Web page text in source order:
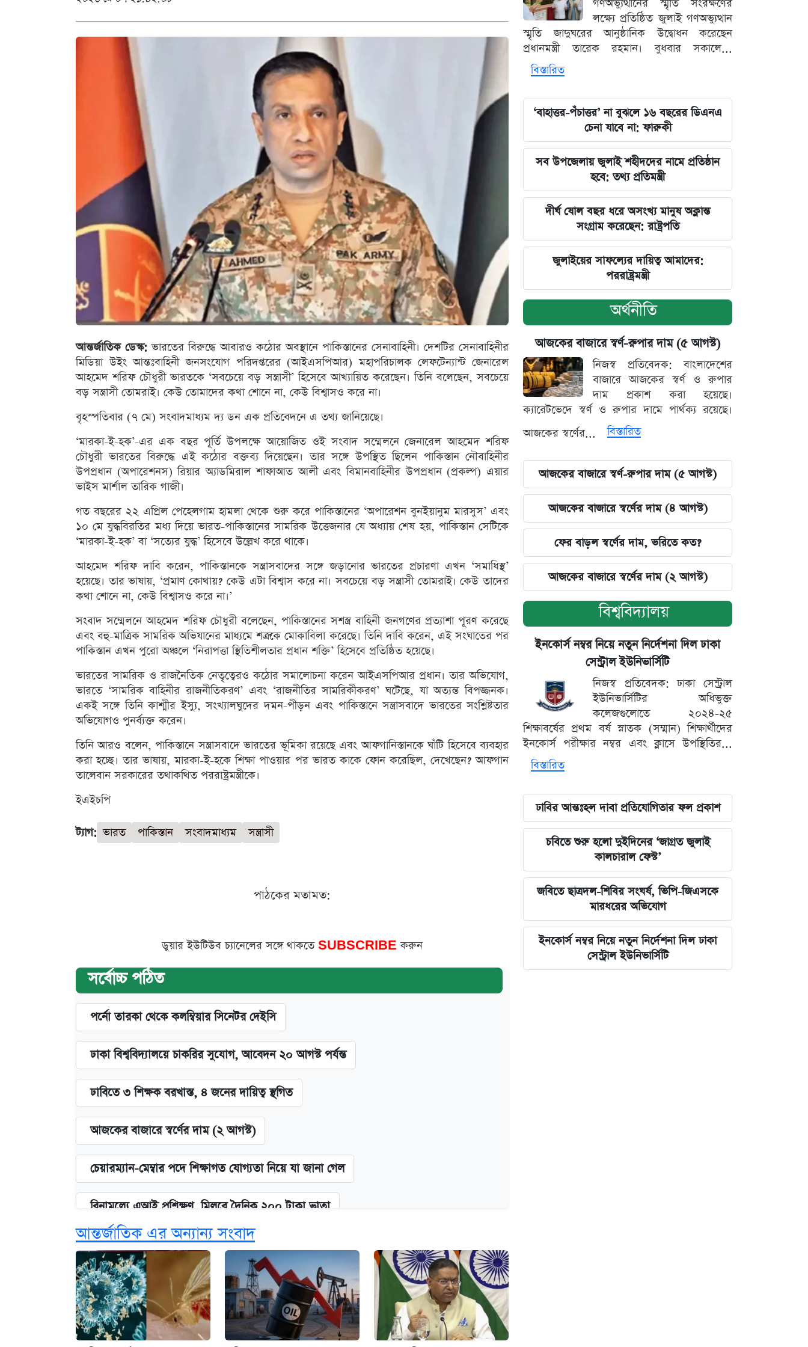
আন্তর্জাতিক ডেস্ক: ভারতের বিরুদ্ধে আবারও কঠোর অবস্থানে পাকিস্তানের সেনাবাহিনী। দেশটির সেনাবাহিনীর
মিডিয়া উইং আন্তঃবাহিনী জনসংযোগ পরিদপ্তরের (আইএসপিআর) মহাপরিচালক লেফটেন্যান্ট জেনারেল
আহমেদ শরিফ চৌধুরী ভারতকে ‘সবচেয়ে বড় সন্ত্রাসী’ হিসেবে আখ্যায়িত করেছেন। তিনি বলেছেন, সবচেয়ে
বড় সন্ত্রাসী তোমরাই। কেউ তোমাদের কথা শোনে না, কেউ বিশ্বাসও করে না।
বৃহস্পতিবার (৭ মে) সংবাদমাধ্যম দ্য ডন এক প্রতিবেদনে এ তথ্য জানিয়েছে।
‘মারকা-ই-হক’-এর এক বছর পূর্তি উপলক্ষে আয়োজিত ওই সংবাদ সম্মেলনে জেনারেল আহমেদ শরিফ
চৌধুরী ভারতের বিরুদ্ধে এই কঠোর বক্তব্য দিয়েছেন। তার সঙ্গে উপস্থিত ছিলেন পাকিস্তান নৌবাহিনীর
উপপ্রধান (অপারেশনস) রিয়ার অ্যাডমিরাল শাফাআত আলী এবং বিমানবাহিনীর উপপ্রধান (প্রকল্প) এয়ার
ভাইস মার্শাল তারিক গাজী।
গত বছরের ২২ এপ্রিল পেহেলগাম হামলা থেকে শুরু করে পাকিস্তানের ‘অপারেশন বুনইয়ানুম মারসুস’ এবং
১০ মে যুদ্ধবিরতির মধ্য দিয়ে ভারত-পাকিস্তানের সামরিক উত্তেজনার যে অধ্যায় শেষ হয়, পাকিস্তান সেটিকে
‘মারকা-ই-হক’ বা ‘সত্যের যুদ্ধ’ হিসেবে উল্লেখ করে থাকে।
আহমেদ শরিফ দাবি করেন, পাকিস্তানকে সন্ত্রাসবাদের সঙ্গে জড়ানোর ভারতের প্রচারণা এখন ‘সমাধিস্থ’
হয়েছে। তার ভাষায়, ‘প্রমাণ কোথায়? কেউ এটা বিশ্বাস করে না। সবচেয়ে বড় সন্ত্রাসী তোমরাই। কেউ তাদের
কথা শোনে না, কেউ বিশ্বাসও করে না।’
সংবাদ সম্মেলনে আহমেদ শরিফ চৌধুরী বলেছেন, পাকিস্তানের সশস্ত্র বাহিনী জনগণের প্রত্যাশা পূরণ করেছে
এবং বহু-মাত্রিক সামরিক অভিযানের মাধ্যমে শত্রুকে মোকাবিলা করেছে। তিনি দাবি করেন, এই সংঘাতের পর
পাকিস্তান এখন পুরো অঞ্চলে ‘নিরাপত্তা স্থিতিশীলতার প্রধান শক্তি’ হিসেবে প্রতিষ্ঠিত হয়েছে।
ভারতের সামরিক ও রাজনৈতিক নেতৃত্বেরও কঠোর সমালোচনা করেন আইএসপিআর প্রধান। তার অভিযোগ,
ভারতে ‘সামরিক বাহিনীর রাজনীতিকরণ’ এবং ‘রাজনীতির সামরিকীকরণ’ ঘটেছে, যা অত্যন্ত বিপজ্জনক।
একই সঙ্গে তিনি কাশ্মীর ইস্যু, সংখ্যালঘুদের দমন-পীড়ন এবং পাকিস্তানে সন্ত্রাসবাদে ভারতের সংশ্লিষ্টতার
অভিযোগও পুনর্ব্যক্ত করেন।
তিনি আরও বলেন, পাকিস্তানে সন্ত্রাসবাদে ভারতের ভূমিকা রয়েছে এবং আফগানিস্তানকে ঘাঁটি হিসেবে ব্যবহার
করা হচ্ছে। তার ভাষায়, মারকা-ই-হকে শিক্ষা পাওয়ার পর ভারত কাকে ফোন করেছিল, দেখেছেন? আফগান
তালেবান সরকারের তথাকথিত পররাষ্ট্রমন্ত্রীকে।
ইএইচপি
ট্যাগ: ভারত পাকিস্তান সংবাদমাধ্যম সন্ত্রাসী
পাঠকের মতামত:
ডুয়ার ইউটিউব চ্যানেলের সঙ্গে থাকতে SUBSCRIBEকরুন
সর্বোচ্চ পঠিত
পর্নো তারকা থেকে কলম্বিয়ার সিনেটর দেইসি
ঢাকা বিশ্ববিদ্যালয়ে চাকরির সুযোগ, আবেদন ২০ আগস্ট পর্যন্ত
ঢাবিতে ৩ শিক্ষক বরখাস্ত, ৪ জনের দায়িত্ব স্থগিত
আজকের বাজারে স্বর্ণের দাম (২ আগস্ট)
চেয়ারম্যান-মেম্বার পদে শিক্ষাগত যোগ্যতা নিয়ে যা জানা গেল
বিনামূল্যে এআই প্রশিক্ষণ, মিলবে দৈনিক ২০০ টাকা ভাতা
ঢাবির সূর্যসেন হলে সমকামিতার অভিযোগে দুইজন আটক
দেশের বাজারে ফের বেড়েছে সোনার দাম
‘গুলশানের চামেলি’ তে যৌনকর্মীর দালাল অ্যাডলফ খান
আন্তর্জাতিক এর অন্যান্য সংবাদ
গণঅভ্যুত্থানের স্মৃতি সংরক্ষণের
লক্ষ্যে প্রতিষ্ঠিত জুলাই গণঅভ্যুত্থান
স্মৃতি জাদুঘরের আনুষ্ঠানিক উদ্বোধন করেছেন
প্রধানমন্ত্রী তারেক রহমান। বুধবার সকালে...
বিস্তারিত
‘বাহাত্তর-পঁচাত্তর’ না বুঝলে ১৬ বছরের ডিএনএ
চেনা যাবে না: ফারুকী
সব উপজেলায় জুলাই শহীদদের নামে প্রতিষ্ঠান
হবে: তথ্য প্রতিমন্ত্রী
দীর্ঘ ষোল বছর ধরে অসংখ্য মানুষ অক্লান্ত
সংগ্রাম করেছেন: রাষ্ট্রপতি
জুলাইয়ের সাফল্যের দায়িত্ব আমাদের:
পররাষ্ট্রমন্ত্রী
অর্থনীতি
আজকের বাজারে স্বর্ণ-রুপার দাম (৫ আগস্ট)
নিজস্ব প্রতিবেদক: বাংলাদেশের
বাজারে আজকের স্বর্ণ ও রুপার
দাম প্রকাশ করা হয়েছে।
ক্যারেটভেদে স্বর্ণ ও রুপার দামে পার্থক্য রয়েছে।
আজকের স্বর্ণের...
বিস্তারিত
আজকের বাজারে স্বর্ণ-রুপার দাম (৫ আগস্ট)
আজকের বাজারে স্বর্ণের দাম (৪ আগস্ট)
ফের বাড়ল স্বর্ণের দাম, ভরিতে কত?
আজকের বাজারে স্বর্ণের দাম (২ আগস্ট)
বিশ্ববিদ্যালয়
ইনকোর্স নম্বর নিয়ে নতুন নির্দেশনা দিল ঢাকা
সেন্ট্রাল ইউনিভার্সিটি
নিজস্ব প্রতিবেদক: ঢাকা সেন্ট্রাল
ইউনিভার্সিটির অধিভুক্ত
কলেজগুলোতে ২০২৪-২৫
শিক্ষাবর্ষের প্রথম বর্ষ স্নাতক (সম্মান) শিক্ষার্থীদের
ইনকোর্স পরীক্ষার নম্বর এবং ক্লাসে উপস্থিতির...
বিস্তারিত
ঢাবির আন্তঃহল দাবা প্রতিযোগিতার ফল প্রকাশ
চবিতে শুরু হলো দুইদিনের ‘জাগ্রত জুলাই
কালচারাল ফেস্ট’
জবিতে ছাত্রদল-শিবির সংঘর্ষ, ভিপি-জিএসকে
মারধরের অভিযোগ
ইনকোর্স নম্বর নিয়ে নতুন নির্দেশনা দিল ঢাকা
সেন্ট্রাল ইউনিভার্সিটি